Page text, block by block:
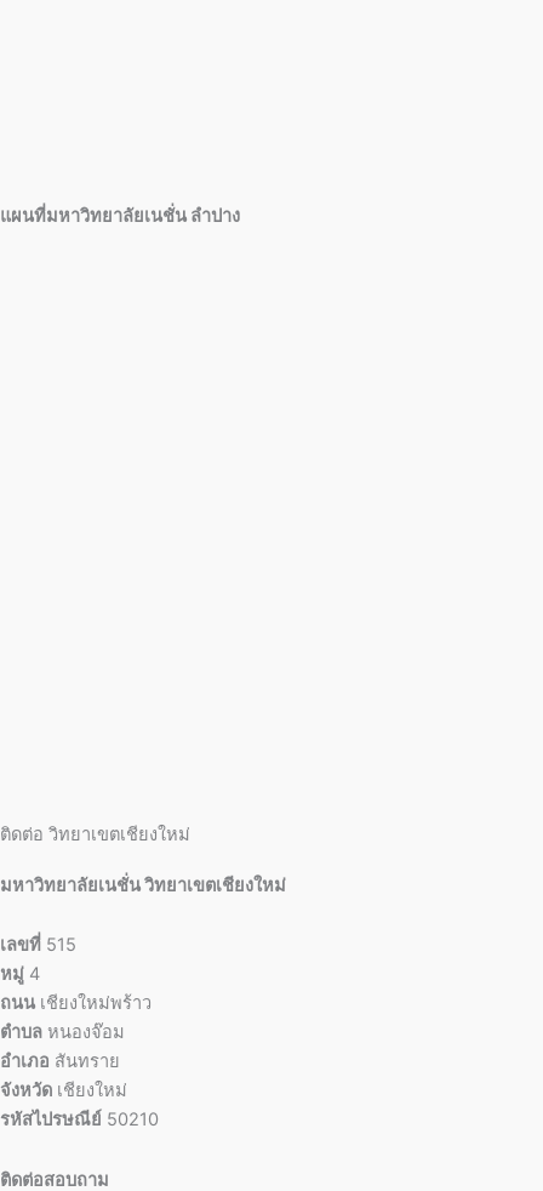
แผนที่มหาวิทยาลัยเนชั่น ลำปาง
ติดต่อ วิทยาเขตเชียงใหม่
มหาวิทยาลัยเนชั่น วิทยาเขตเชียงใหม่
เลขที่ 515
หมู่ 4
ถนน เชียงใหม่พร้าว
ตำบล หนองจ๊อม
อำเภอ สันทราย
จังหวัด เชียงใหม่
รหัสไปรษณีย์ 50210
ติดต่อสอบถาม